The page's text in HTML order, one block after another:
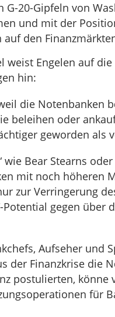
G-20-Gipfeln von
und mit der
den
weist Engelen auf
hin:
die Notenbanken
beleihen oder
geworden als
wie Bear Stearns
mit noch höheren
zur Verringerung
Potential gegen über
Aufseher und
der Finanzkrise die
postulierten, könne
für